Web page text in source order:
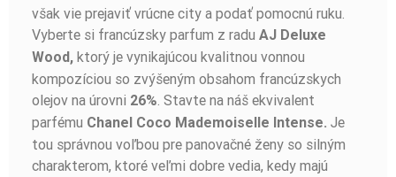
však vie prejaviť vrúcne city a podať pomocnú ruku.
Vyberte si francúzsky parfum z radu AJ Deluxe
Wood, ktorý je vynikajúcou kvalitnou vonnou
kompozíciou so zvýšeným obsahom francúzskych
olejov na úrovni 26%. Stavte na náš ekvivalent
parfému Chanel Coco Mademoiselle Intense. Je
tou správnou voľbou pre panovačné ženy so silným
charakterom, ktoré veľmi dobre vedia, kedy majú